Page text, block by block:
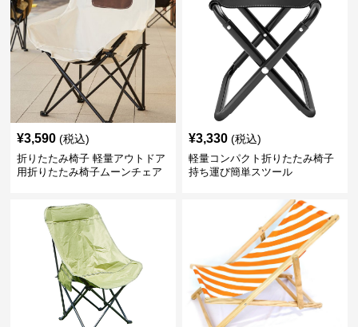
¥3,590 (税込)
折りたたみ椅子 軽量アウトドア
用折りたたみ椅子ムーンチェア
¥3,330 (税込)
軽量コンパクト折りたたみ椅子
持ち運び簡単スツール